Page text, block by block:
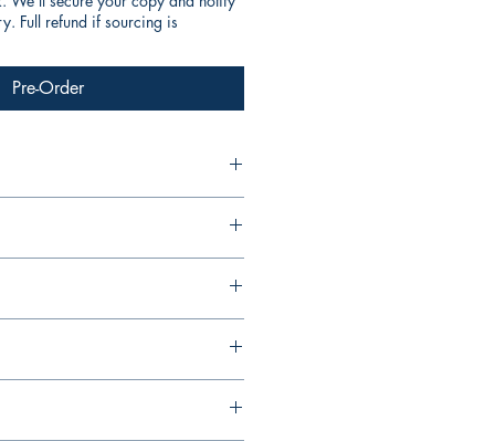
Full refund if sourcing is
Pre-Order